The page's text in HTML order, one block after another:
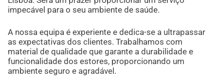
impecável para o seu ambiente de saúde.
A nossa equipa é experiente e dedica-se a ultrapassar
as expectativas dos clientes. Trabalhamos com
material de qualidade que garante a durabilidade e
funcionalidade dos estores, proporcionando um
ambiente seguro e agradável.